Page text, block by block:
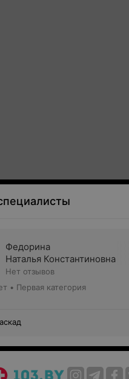
Федорина
Наталья Константиновна
Нет отзывов
• Первая категория